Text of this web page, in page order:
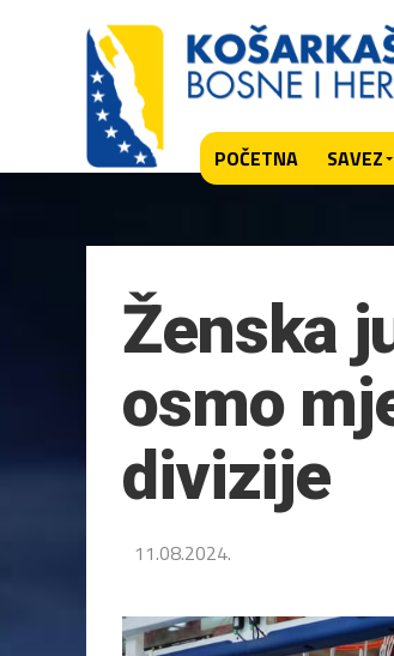
POČETNA SAVEZ
Ženska
osmo
divizije
11.08.2024.